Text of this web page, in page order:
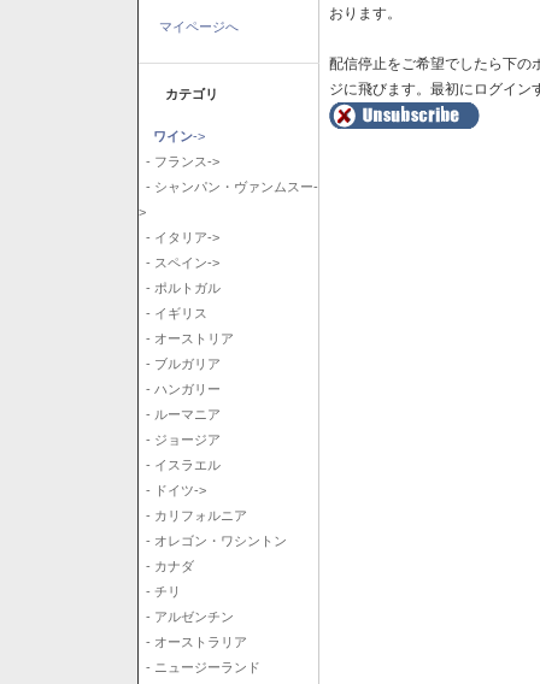
マイページへ
カテゴリ
ワイン->
- フランス->
- シャンパン・ヴァンムスー-
>
- イタリア->
- スペイン->
- ポルトガル
- イギリス
- オーストリア
- ブルガリア
- ハンガリー
- ルーマニア
- ジョージア
- イスラエル
- ドイツ->
- カリフォルニア
- オレゴン・ワシントン
- カナダ
- チリ
- アルゼンチン
- オーストラリア
- ニュージーランド
おります。
配信停止をご希望でしたら下の
ジに飛びます。最初にログイン